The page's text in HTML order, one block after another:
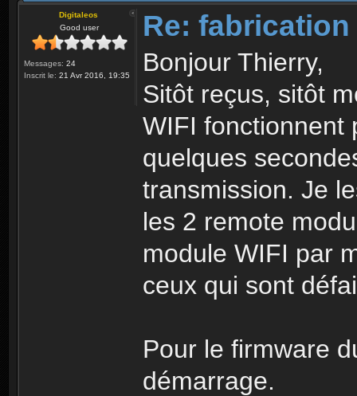
Digitaleos
Good user
Messages: 24
Inscrit le: 21 Avr 2016, 19:35
Re: fabrication
Bonjour Thierry,
Sitôt reçus, sitôt
WIFI fonctionnent
quelques
transmission. Je
les 2 remote
module WIFI par
ceux qui sont
Pour le firmware
démarrage.